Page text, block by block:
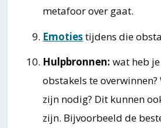
metafoor over gaat.
Emotiestijdens die
Hulpbronnen: wat heb
obstakels te overwinnen?
zijn nodig? Dit kunnen
zijn. Bijvoorbeeld de